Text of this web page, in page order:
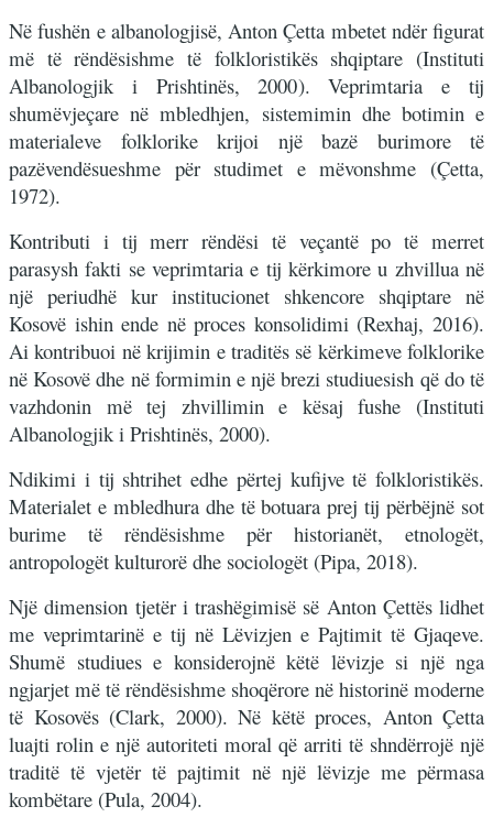
Në fushën e albanologjisë, Anton Çetta mbetet ndër figurat
më të rëndësishme të folkloristikës shqiptare (Instituti
Albanologjik i Prishtinës, 2000). Veprimtaria e tij
shumëvjeçare në mbledhjen, sistemimin dhe botimin e
materialeve folklorike krijoi një bazë burimore të
pazëvendësueshme për studimet e mëvonshme (Çetta,
1972).
Kontributi i tij merr rëndësi të veçantë po të merret
parasysh fakti se veprimtaria e tij kërkimore u zhvillua në
një periudhë kur institucionet shkencore shqiptare në
Kosovë ishin ende në proces konsolidimi (Rexhaj, 2016).
Ai kontribuoi në krijimin e traditës së kërkimeve folklorike
në Kosovë dhe në formimin e një brezi studiuesish që do të
vazhdonin më tej zhvillimin e kësaj fushe (Instituti
Albanologjik i Prishtinës, 2000).
Ndikimi i tij shtrihet edhe përtej kufijve të folkloristikës.
Materialet e mbledhura dhe të botuara prej tij përbëjnë sot
burime të rëndësishme për historianët, etnologët,
antropologët kulturorë dhe sociologët (Pipa, 2018).
Një dimension tjetër i trashëgimisë së Anton Çettës lidhet
me veprimtarinë e tij në Lëvizjen e Pajtimit të Gjaqeve.
Shumë studiues e konsiderojnë këtë lëvizje si një nga
ngjarjet më të rëndësishme shoqërore në historinë moderne
të Kosovës (Clark, 2000). Në këtë proces, Anton Çetta
luajti rolin e një autoriteti moral që arriti të shndërrojë një
traditë të vjetër të pajtimit në një lëvizje me përmasa
kombëtare (Pula, 2004).